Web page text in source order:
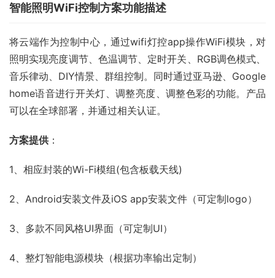
智能照明WiFi控制方案功能描述
将云端作为控制中心，通过wifi灯控app操作WiFi模块，对
照明实现亮度调节、色温调节、定时开关、RGB调色模式、
音乐律动、DIY情景、群组控制。同时通过亚马逊、Google
home语音进行开关灯、调整亮度、调整色彩的功能。产品
可以在全球部署，并通过相关认证。
方案提供 ：
1、相应封装的Wi-Fi模组(包含板载天线)
2、Android安装文件及iOS app安装文件（可定制logo）
3、多款不同风格UI界面（可定制UI）
4、整灯智能电源模块（根据功率输出定制）